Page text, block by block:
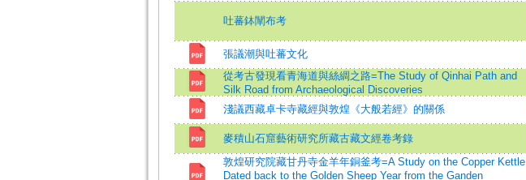
吐蕃鉢闡布考
張議潮與吐蕃文化
從考古發現看青海道與絲綢之路=The Study of Qinhai Path and
Silk Road from Archaeological Discoveries
淺議西藏卓卡寺藏經與敦煌《大般若經》的關係
麥積山石窟藝術研究所藏古藏文經卷考錄
敦煌研究院藏甘丹寺金羊年銅釜考=A Study on the Copper Kettle
Dated back to the Golden Sheep Year from the Ganden